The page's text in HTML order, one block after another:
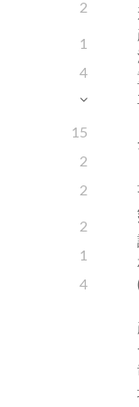
2
1
4
15
2
2
2
1
4